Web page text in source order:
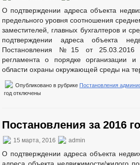
О подтверждении адреса объекта
предельного уровня соотношения
заместителей, главных бухгалтеров и
подтверждении адреса объекта
Постановления №15 от 25.03.2016
регламента о порядке организации и
области охраны окружающей среды на
Опубликовано в рубрике Постановления
год отключены
Постановления за 2016
15 марта, 2016 admin
О подтверждении адреса объекта